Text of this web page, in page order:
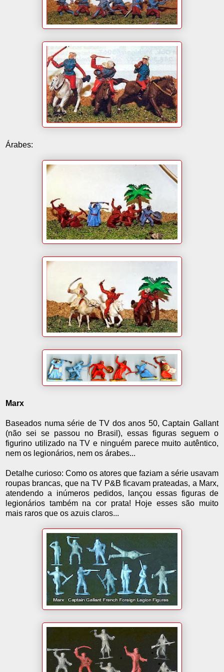
Árabes:
Marx
Baseados numa série de TV dos anos 50, Captain Gallant
(não sei se passou no Brasil), essas figuras seguem o
figurino utilizado na TV e ninguém parece muito autêntico,
nem os legionários, nem os árabes...
Detalhe curioso: Como os atores que faziam a série usavam
roupas brancas, que na TV P&B ficavam prateadas, a Marx,
atendendo a inúmeros pedidos, lançou essas figuras de
legionários também na cor prata! Hoje esses são muito
mais raros que os azuis claros...